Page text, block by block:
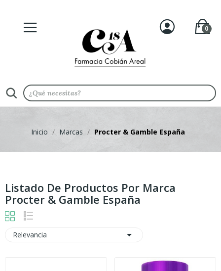
0
Inicio Marcas Procter & Gamble España
Listado De Productos Por Marca
Procter & Gamble España
Relevancia 